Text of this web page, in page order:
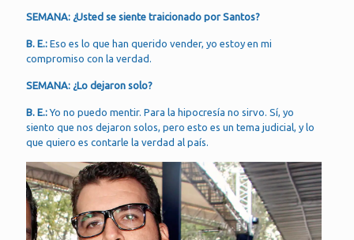
SEMANA: ¿Usted se siente traicionado por Santos?
B. E.: Eso es lo que han querido vender, yo estoy en mi
compromiso con la verdad.
SEMANA: ¿Lo dejaron solo?
B. E.:Yo no puedo mentir. Para la hipocresía no sirvo. Sí, yo
siento que nos dejaron solos, pero esto es un tema judicial, y lo
que quiero es contarle la verdad al país.